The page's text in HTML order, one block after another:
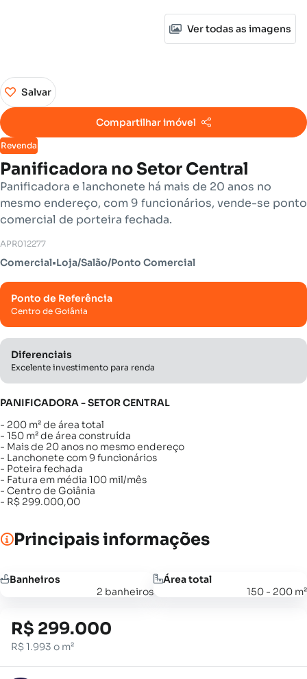
Ver todas as imagens
Revenda
Panificadora no Setor Central
Salvar
Compartilhar imóvel
Panificadora e lanchonete há mais de 20 anos no
mesmo endereço, com 9 funcionários, vende-se ponto
comercial de porteira fechada.
APR012277
Comercial•Loja/Salão/Ponto Comercial
Ponto de Referência
Centro de Goiânia
Diferenciais
Excelente investimento para renda
PANIFICADORA - SETOR CENTRAL
- 200 m² de área total
- 150 m² de área construída
- Mais de 20 anos no mesmo endereço
- Lanchonete com 9 funcionários
- Poteira fechada
- Fatura em média 100 mil/mês
- Centro de Goiânia
- R$ 299.000,00
Principais informações
Banheiros
2 banheiros
Área total
150 - 200 m²
R$ 299.000
R$ 1.993 o m²